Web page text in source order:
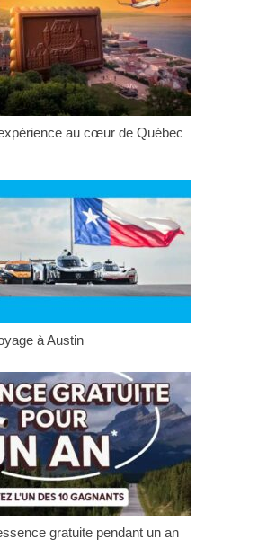
au cœur de Québec
à Austin
gratuite pendant un an